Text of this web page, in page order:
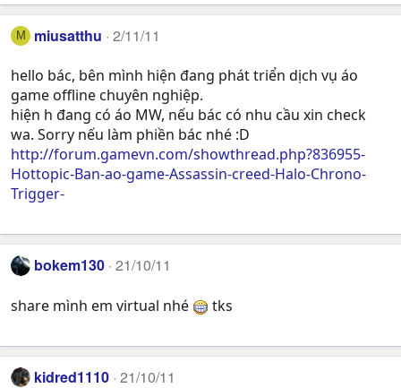
M miusatthu 2/11/11
hello bác, bên mình hiện đang phát triển dịch vụ áo
game offline chuyên nghiệp.
hiện h đang có áo MW, nếu bác có nhu cầu xin check
wa. Sorry nếu làm phiền bác nhé :D
http://forum.gamevn.com/showthread.php?836955-
Hottopic-Ban-ao-game-Assassin-creed-Halo-Chrono-
Trigger-
bokem130 21/10/11
share mình em virtual nhé tks
kidred1110 21/10/11